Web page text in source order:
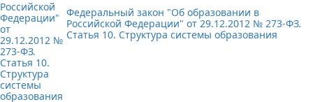
Федеральный закон "Об образовании в
Российской Федерации" от 29.12.2012 № 273-ФЗ.
Статья 10. Структура системы образования